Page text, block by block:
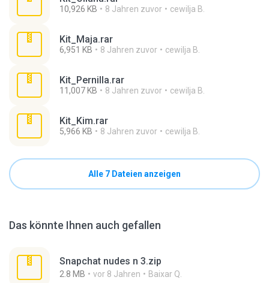
10,926 KB 8 Jahren zuvor cewilja B.
Kit_Maja.rar
6,951 KB 8 Jahren zuvor cewilja B.
Kit_Pernilla.rar
11,007 KB 8 Jahren zuvor cewilja B.
Kit_Kim.rar
5,966 KB 8 Jahren zuvor cewilja B.
Alle 7 Dateien anzeigen
Das könnte Ihnen auch gefallen
Snapchat nudes n 3.zip
2.8 MB vor 8 Jahren Baixar Q.